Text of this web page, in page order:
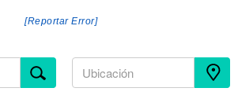
[Reportar Error]